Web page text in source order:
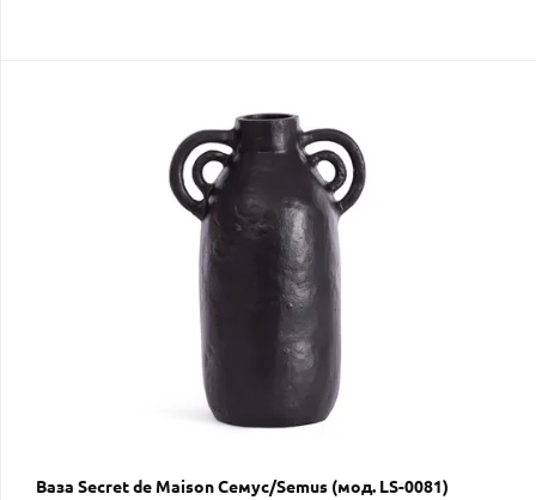
Ваза Secret de Maison Семус/Semus (мод. LS-0081)